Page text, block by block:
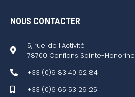
NOUS CONTACTER
5, rue de l'Activité
78700 Conflans Sainte-Honorine
+33 (0)9 83 40 62 84
+33 (0)6 65 53 29 25